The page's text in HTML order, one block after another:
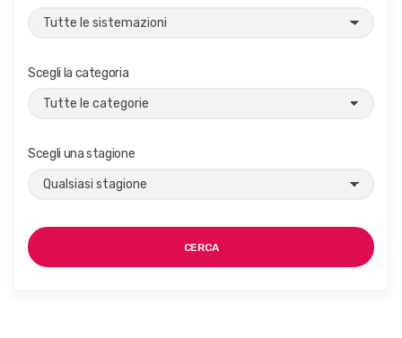
Scegli la categoria
Scegli una stagione
CERCA